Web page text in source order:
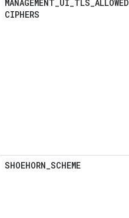
MANAGEMENT_UI_TLS_ALLOWED
CIPHERS
SHOEHORN_SCHEME